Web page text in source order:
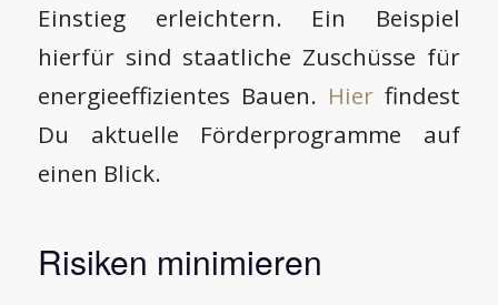
Einstieg erleichtern. Ein Beispiel
hierfür sind staatliche Zuschüsse für
energieeffizientes Bauen. Hier findest
Du aktuelle Förderprogramme auf
einen Blick.
Risiken minimieren